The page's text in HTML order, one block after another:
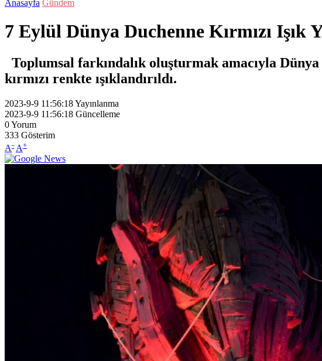
Anasayfa Gündem
7 Eylül Dünya Duchenne Kırmızı Işık
Toplumsal farkındalık oluşturmak amacıyla
kırmızı renkte ışıklandırıldı.
2023-9-9 11:56:18Yayınlanma
2023-9-9 11:56:18 Güncelleme
0Yorum
333 Gösterim
A- A+